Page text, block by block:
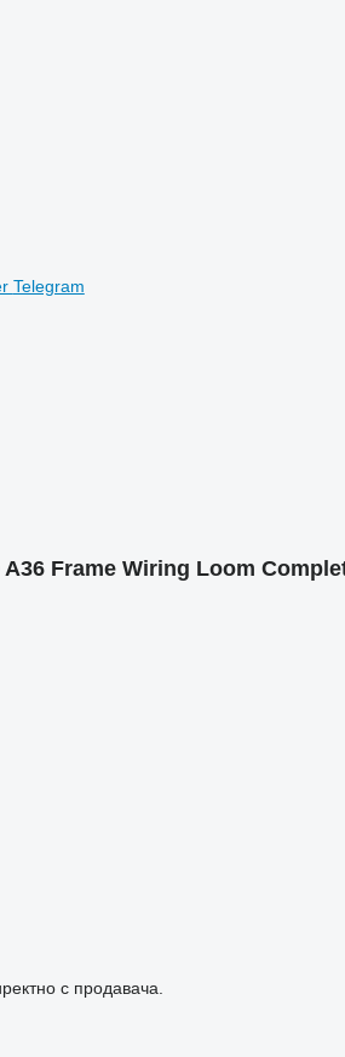
Telegram
Frame Wiring Loom
с продавача.